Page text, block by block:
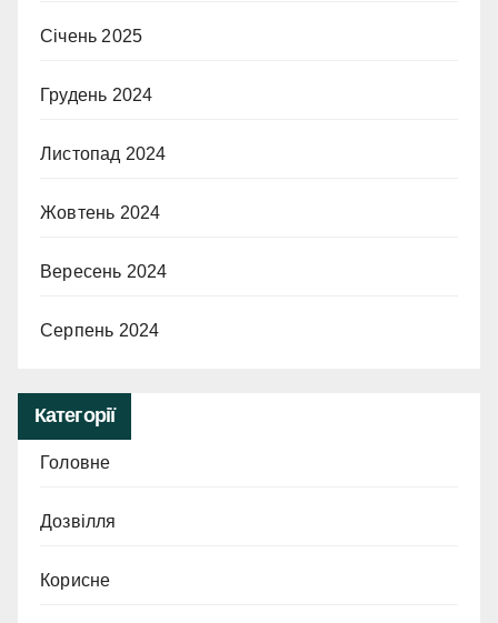
Січень 2025
Грудень 2024
Листопад 2024
Жовтень 2024
Вересень 2024
Серпень 2024
Категорії
Головне
Дозвілля
Корисне